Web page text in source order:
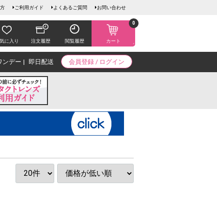
ご利用ガイド よくあるご質問 お問い合わせ
に入り 注文履歴 閲覧履歴 カート
0
会員登録 / ログイン
ンデー 即日配送